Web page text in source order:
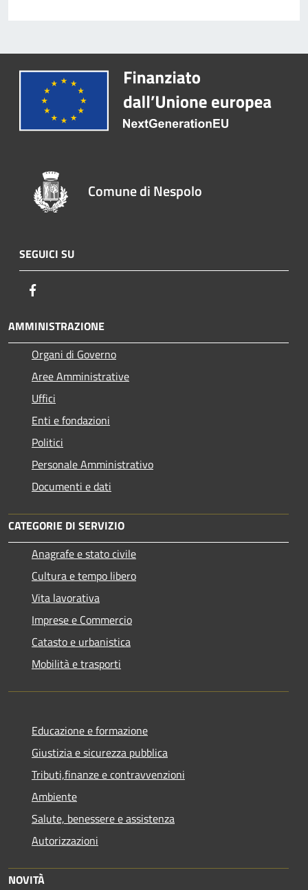
Comune di Nespolo
SEGUICI SU
AMMINISTRAZIONE
Organi di Governo
Aree Amministrative
Uffici
Enti e fondazioni
Politici
Personale Amministrativo
Documenti e dati
CATEGORIE DI SERVIZIO
Anagrafe e stato civile
Cultura e tempo libero
Vita lavorativa
Imprese e Commercio
Catasto e urbanistica
Mobilità e trasporti
Educazione e formazione
Giustizia e sicurezza pubblica
Tributi,finanze e contravvenzioni
Ambiente
Salute, benessere e assistenza
Autorizzazioni
NOVITÀ